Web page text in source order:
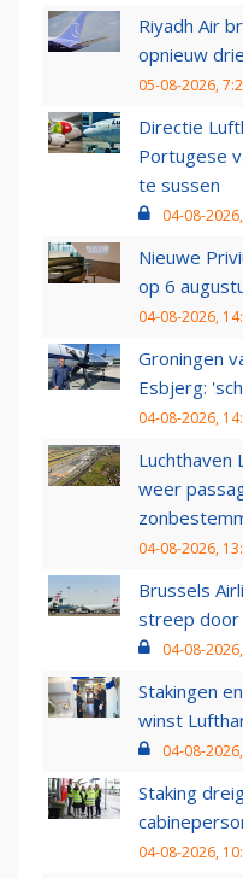
Riyadh Air
opnieuw
05-08-2026,
Directie
Portugese
te sussen
04-08-
Nieuwe
op 6
04-08-2026,
Groningen
Esbjerg:
04-08-2026,
Luchthaven
weer
04-08-2026,
Brussels
streep
04-08-
Stakingen
winst
04-08-
Staking
04-08-2026,